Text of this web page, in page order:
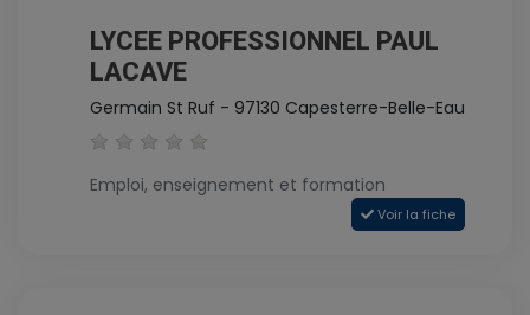
LYCEE PROFESSIONNEL PAUL
LACAVE
Germain St Ruf - 97130 Capesterre-Belle-Eau
Emploi, enseignement et formation
Voir la fiche